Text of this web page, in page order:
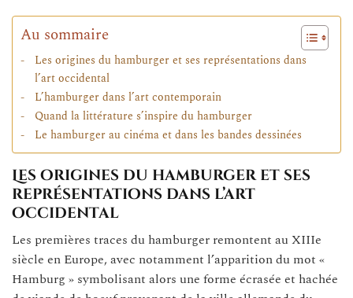
Au sommaire
Les origines du hamburger et ses représentations dans
l’art occidental
L’hamburger dans l’art contemporain
Quand la littérature s’inspire du hamburger
Le hamburger au cinéma et dans les bandes dessinées
Les origines du hamburger et ses
représentations dans l’art
occidental
Les premières traces du hamburger remontent au XIIIe
siècle en Europe, avec notamment l’apparition du mot «
Hamburg » symbolisant alors une forme écrasée et hachée